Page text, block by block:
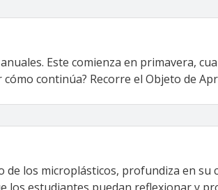
Este comienza en primavera,
continúa? Recorre el Objeto de
de los microplásticos, profundiza en su